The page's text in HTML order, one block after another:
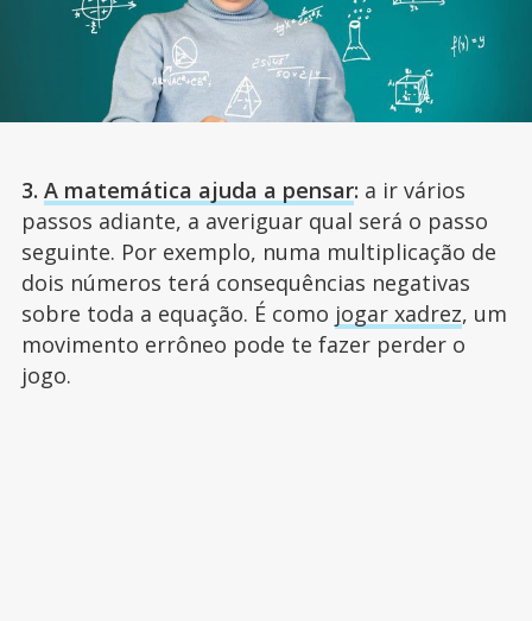
3. A matemática ajuda a pensar: a ir vários
passos adiante, a averiguar qual será o passo
seguinte. Por exemplo, numa multiplicação de
dois números terá consequências negativas
sobre toda a equação. É como jogar xadrez, um
movimento errôneo pode te fazer perder o
jogo.